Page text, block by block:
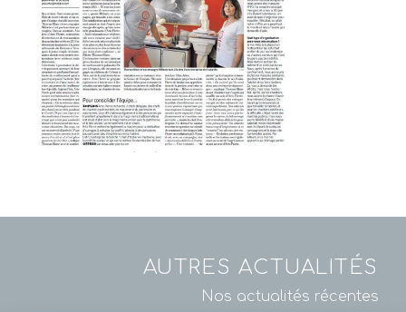
AUTRES ACTUALITÉS
Nos actualités récentes